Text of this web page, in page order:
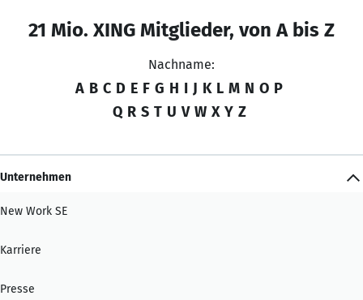
21 Mio. XING Mitglieder, von A bis Z
Nachname:
A B C D E F G H I J K L M N O P
Q R S T U V W X Y Z
Unternehmen
New Work SE
Karriere
Presse